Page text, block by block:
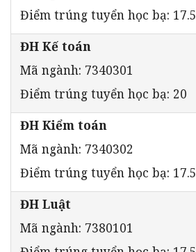
Điểm trúng tuyển học bạ: 17.5
ĐH Kế toán
Mã ngành: 7340301
Điểm trúng tuyển học bạ: 20
ĐH Kiểm toán
Mã ngành: 7340302
Điểm trúng tuyển học bạ: 17.5
ĐH Luật
Mã ngành: 7380101